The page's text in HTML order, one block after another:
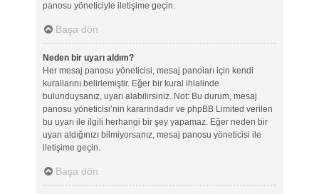
panosu yöneticiyle iletişime geçin.
Başa dön
Neden bir uyarı aldım?
Her mesaj panosu yöneticisi, mesaj panoları için kendi
kurallarını belirlemiştir. Eğer bir kural ihlalinde
bulunduysanız, uyarı alabilirsiniz. Not: Bu durum, mesaj
panosu yöneticisi’nin kararındadır ve phpBB Limited verilen
bu uyarı ile ilgili herhangi bir şey yapamaz. Eğer neden bir
uyarı aldığınızı bilmiyorsanız, mesaj panosu yöneticisi ile
iletişime geçin.
Başa dön